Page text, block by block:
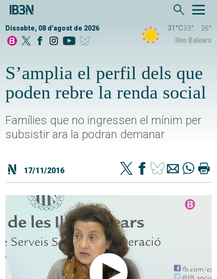
Dissabte, 08 d'agost de 2026 31°C33°
26°
Illes Balears
S’amplia el perfil dels que
poden rebre la renda social
Famílies que no ingressen el mínim per
subsistir ara la podran demanar
17/11/2016